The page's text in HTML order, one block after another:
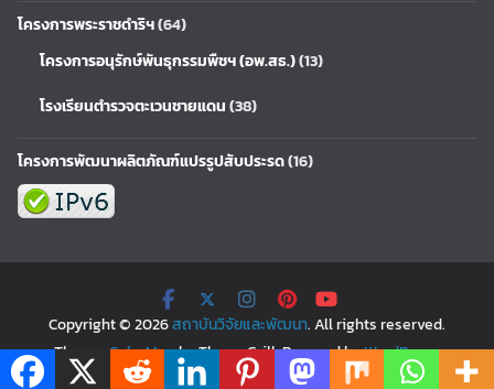
โครงการพระราชดำริฯ(64)
โครงการอนุรักษ์พันธุกรรมพืชฯ (อพ.สธ.)(13)
โรงเรียนตำรวจตะเวนชายแดน(38)
โครงการพัฒนาผลิตภัณฑ์แปรรูปสับประรด(16)
Copyright © 2026สถาบันวิจัยและพัฒนา. All rights reserved.
Theme: ColorMagby ThemeGrill. Powered byWordPress.